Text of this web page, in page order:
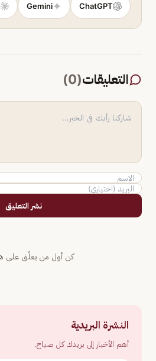
ChatGPT
Gemini
التعليقات(
0
)
نشر التعليق
كن أول من يعلّق على
النشرة البريدية
أهم الأخبار إلى بريدك كل صباح.